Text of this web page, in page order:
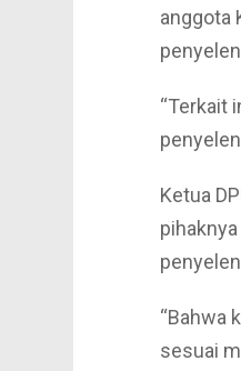
anggota
“Terkait
Ketua
“Bahwa
sesuai